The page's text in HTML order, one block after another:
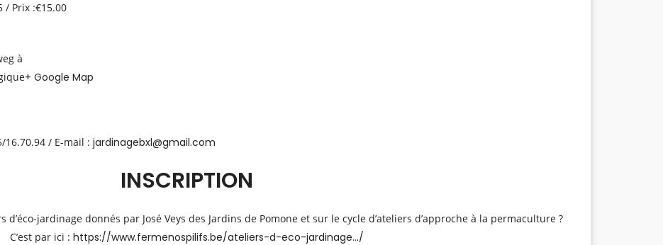
/ Prix :€15.00
à
+ Google Map
16.70.94 / E-mail : jardinagebxl@gmail.com
INSCRIPTION
jardinage donnés par José Veys des Jardins de Pomone et sur le cycle d’ateliers d’approche à la permaculture ?
C’est par ici : https://www.fermenospilifs.be/ateliers-d-eco-jardinage…/